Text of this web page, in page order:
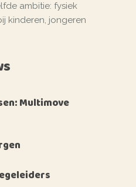
ambitie: fysiek
kinderen, jongeren
Multimove